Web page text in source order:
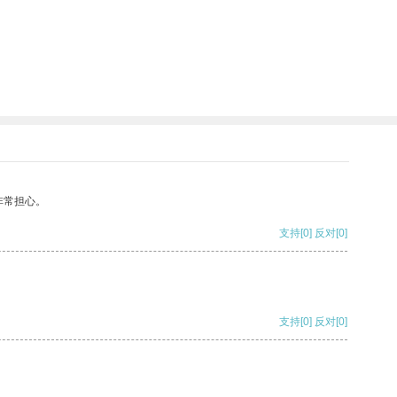
担心。
支持[0] 反对[0]
支持[0] 反对[0]